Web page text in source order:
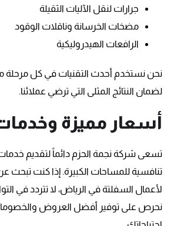
جرارات لنقل الآليات الثقيلة
مضخات الخرسانة وناقلات الوقود
الرافعات الهيدروليكية
نحن نستخدم أحدث التقنيات في كل مرحلة
لضمان النتائج المثلى التي ترضي عملائنا.
أسعار مميزة
تسعى شركة نجمة الحزم دائماً لتقديم
تنافسية للمساحات الكبيرة. إذا كنت تبحث
لأعمال السفلتة في الرياض، لا تتردد في
نحرص على توفير أفضل العروض